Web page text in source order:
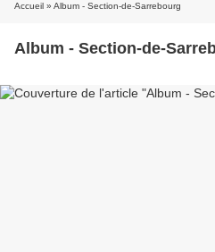
Accueil » Album - Section-de-Sarrebourg
Album - Section-de-